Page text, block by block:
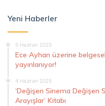
Yeni Haberler
5 Haziran 2025
Ece Ayhan üzerine belgesel
yayınlanıyor!
4 Haziran 2025
‘Değişen Sinema Değişen
Arayışlar’ Kitabı